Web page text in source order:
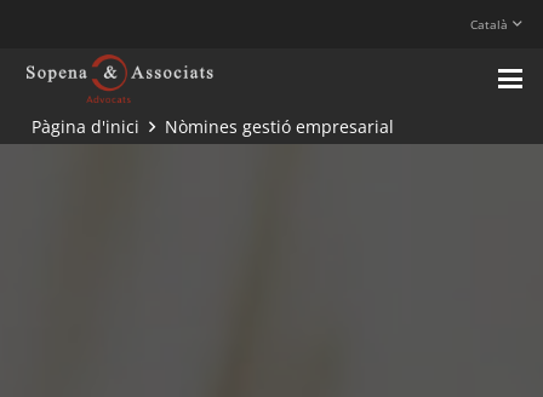
Català
Pàgina d'inici Nòmines gestió empresarial